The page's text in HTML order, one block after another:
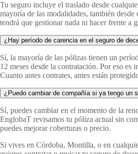
Tu seguro incluye el traslado desde
mayoría de las modalidades, también
tendrá que gestionar nada ni hacer frente a
¿Hay período de carencia en el seguro de
Sí, la mayoría de las pólizas tienen un
12 meses desde la contratación. Por eso es
Cuanto antes contrates, antes están
¿Puedo cambiar de compañía si ya tengo un
Sí, puedes cambiar en el momento de la
EnglobaT revisamos tu póliza actual sin
puedes mejorar coberturas o precio.
Si vives en Córdoba, Montilla, o en